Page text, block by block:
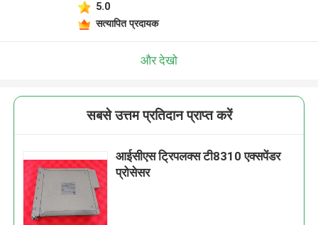
5.0
सत्यापित प्रदायक
और देखो
सबसे उत्तम प्रतिदान प्राप्त करें
आईसीएस ट्रिपलक्स टी8310 एक्सपेंडर
प्रोसेसर